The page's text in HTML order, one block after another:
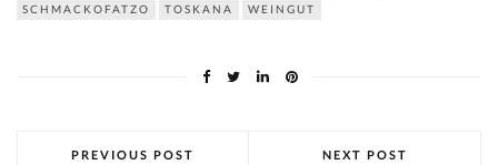
SCHMACKOFATZO
TOSKANA WEINGUT
PREVIOUS POST NEXT POST